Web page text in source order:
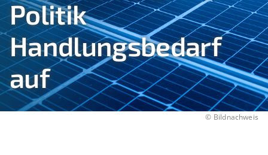
Politik
Handlungsbedarf
auf
© Bildnachweis